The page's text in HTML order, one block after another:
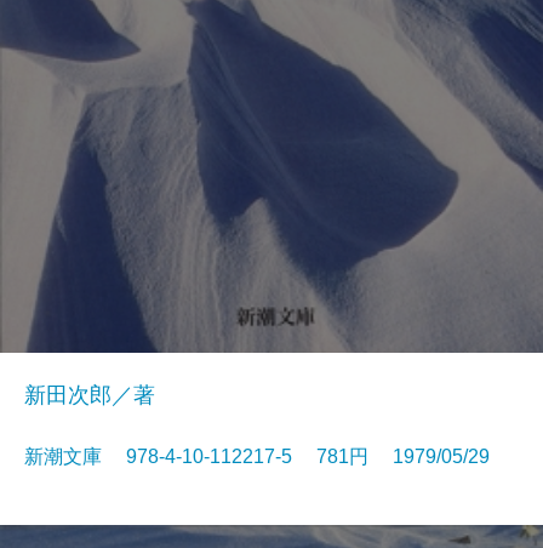
新田次郎／著
新潮文庫 978-4-10-112217-5 781円 1979/05/29